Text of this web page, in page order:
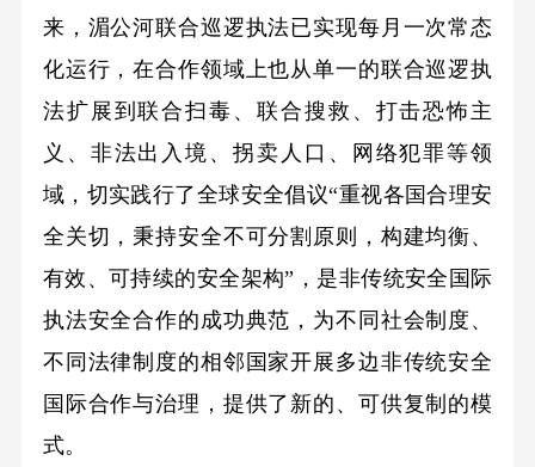
来，湄公河联合巡逻执法已实现每月一次常态
化运行，在合作领域上也从单一的联合巡逻执
法扩展到联合扫毒、联合搜救、打击恐怖主
义、非法出入境、拐卖人口、网络犯罪等领
域，切实践行了全球安全倡议“重视各国合理安
全关切，秉持安全不可分割原则，构建均衡、
有效、可持续的安全架构”，是非传统安全国际
执法安全合作的成功典范，为不同社会制度、
不同法律制度的相邻国家开展多边非传统安全
国际合作与治理，提供了新的、可供复制的模
式。